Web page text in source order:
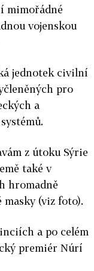
mimořádné
vojenskou
jednotek civilní
pro
a
z útoku Sýrie
také v
hromadně
(viz foto).
a po celém
premiér Núrí